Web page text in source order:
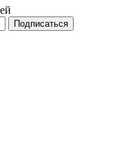
Подписаться